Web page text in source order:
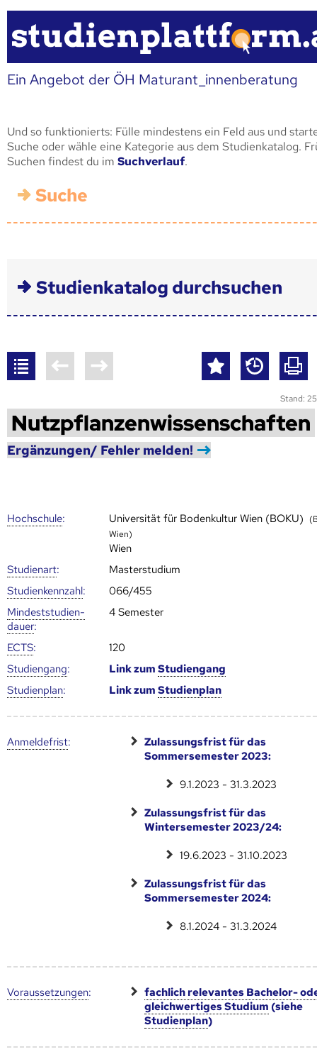
Ein Angebot der ÖH Maturant_innenberatung
Und so funktionierts: Fülle mindestens ein Feld aus und
Suche oder wähle eine Kategorie aus dem Studienkatalog.
Suchen findest du im Suchverlauf.
Suche
Studienkatalog durchsuchen
Stand:
Nutzpflanzenwissenschaften
Ergänzungen/ Fehler melden!
Hoch­schule: Universität für Bodenkultur Wien (BOKU)
Wien)
Wien
Studienart:
Masterstudium
Studien­kenn­zahl:
066/455
Mindest­studien­
dauer:
4 Semester
ECTS:
120
Studien­gang: Link zumStudien­gang
Studien­plan: Link zumStudien­plan
Anmelde­frist:
Zulassungsfrist für das
Sommersemester 2023:
9.1.2023 - 31.3.2023
Zulassungsfrist für das
Wintersemester 2023/24:
19.6.2023 - 31.10.2023
Zulassungsfrist für das
Sommersemester 2024:
8.1.2024 - 31.3.2024
Voraus­setzungen:
fachlich relevantes Bachelor-
gleichwertiges Studium (siehe
Studien­plan)